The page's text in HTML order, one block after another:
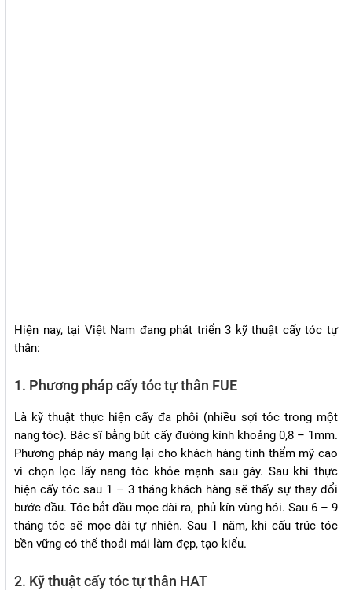
Hiện nay, tại Việt Nam đang phát triển 3 kỹ thuật cấy tóc tự
thân:
1. Phương pháp cấy tóc tự thân FUE
Là kỹ thuật thực hiện cấy đa phôi (nhiều sợi tóc trong một
nang tóc). Bác sĩ bằng bút cấy đường kính khoảng 0,8 – 1mm.
Phương pháp này mang lại cho khách hàng tính thẩm mỹ cao
vì chọn lọc lấy nang tóc khỏe mạnh sau gáy. Sau khi thực
hiện cấy tóc sau 1 – 3 tháng khách hàng sẽ thấy sự thay đổi
bước đầu. Tóc bắt đầu mọc dài ra, phủ kín vùng hói. Sau 6 – 9
tháng tóc sẽ mọc dài tự nhiên. Sau 1 năm, khi cấu trúc tóc
bền vững có thể thoải mái làm đẹp, tạo kiểu.
2. Kỹ thuật cấy tóc tự thân HAT